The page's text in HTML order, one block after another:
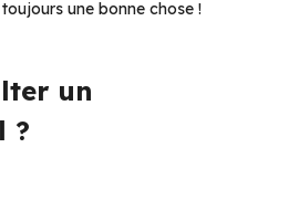
une bonne chose !
un
?